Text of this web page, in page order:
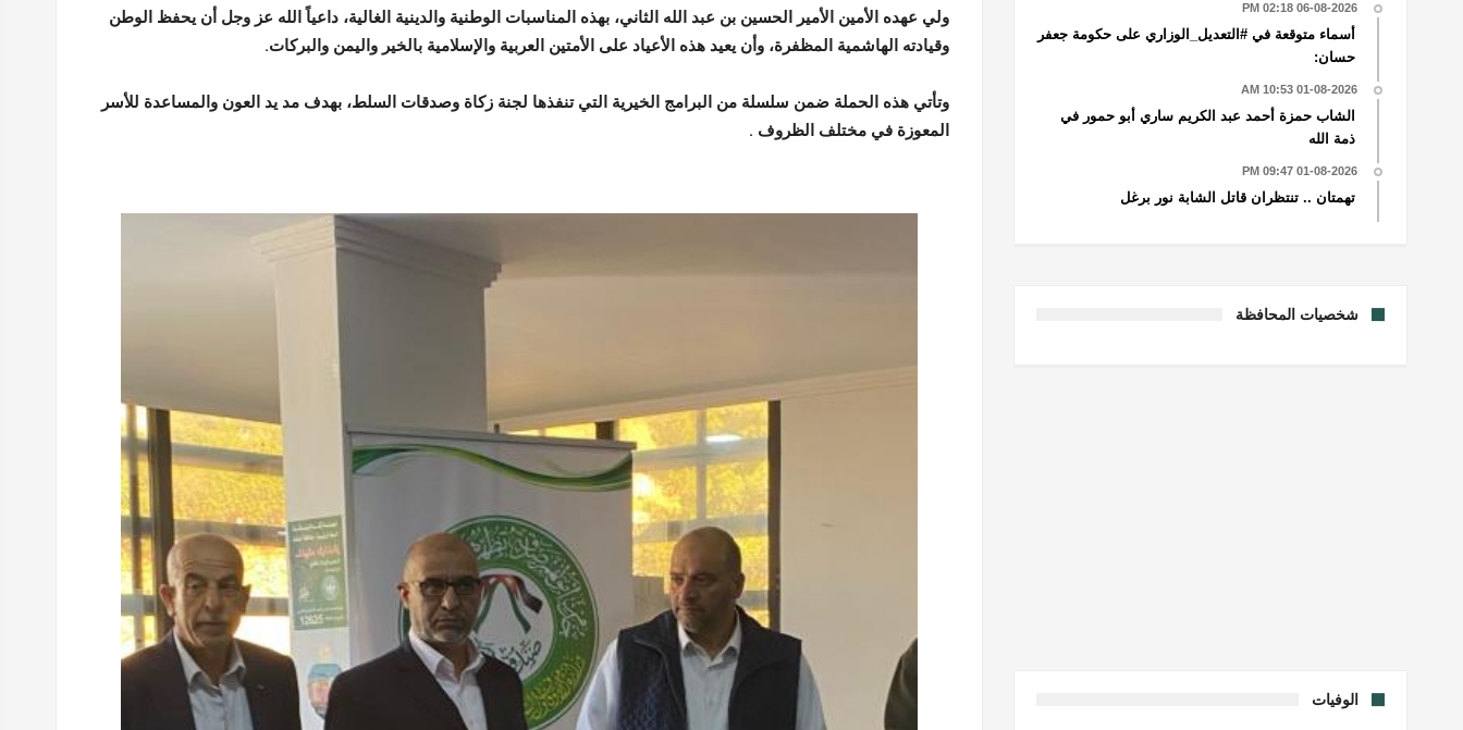
ولي عهده الأمين الأمير الحسين بن عبد الله الثاني، بهذه المناسبات الوطنية والدينية الغالية، داعياً الله عز وجل أن يحفظ الوطن
وقيادته الهاشمية المظفرة، وأن يعيد هذه الأعياد على الأمتين العربية والإسلامية بالخير واليمن والبركات.
وتأتي هذه الحملة ضمن سلسلة من البرامج الخيرية التي تنفذها لجنة زكاة وصدقات السلط، بهدف مد يد العون والمساعدة للأسر
المعوزة في مختلف الظروف .
06-08-2026 02:18 PM
أسماء متوقعة في #التعديل_الوزاري على حكومة جعفر
حسان:
01-08-2026 10:53 AM
الشاب حمزة أحمد عبد الكريم ساري أبو حمور في
ذمة الله
01-08-2026 09:47 PM
تهمتان .. تنتظران قاتل الشابة نور برغل
شخصيات المحافظة
الوفيات